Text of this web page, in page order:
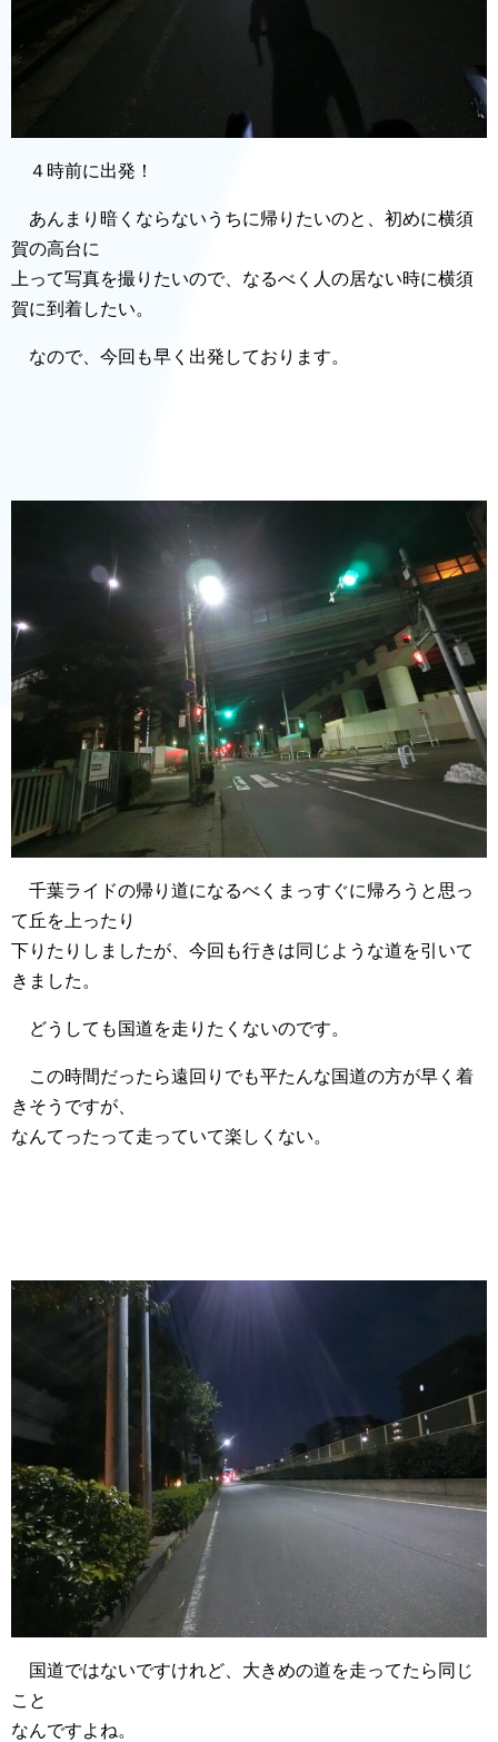
４時前に出発！
あんまり暗くならないうちに帰りたいのと、初めに横須
賀の高台に
上って写真を撮りたいので、なるべく人の居ない時に横須
賀に到着したい。
なので、今回も早く出発しております。
千葉ライドの帰り道になるべくまっすぐに帰ろうと思っ
て丘を上ったり
下りたりしましたが、今回も行きは同じような道を引いて
きました。
どうしても国道を走りたくないのです。
この時間だったら遠回りでも平たんな国道の方が早く着
きそうですが、
なんてったって走っていて楽しくない。
国道ではないですけれど、大きめの道を走ってたら同じ
こと
なんですよね。